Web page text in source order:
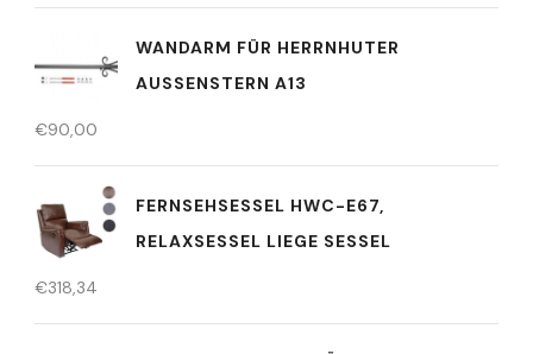
WANDARM FÜR HERRNHUTER
AUSSENSTERN A13
€90,00
FERNSEHSESSEL HWC-E67,
RELAXSESSEL LIEGE SESSEL
€318,34